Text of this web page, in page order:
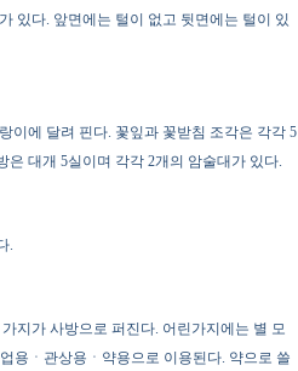
있다. 앞면에는 털이 없고 뒷면에는 털이 있
이에 달려 핀다. 꽃잎과 꽃받침 조각은 각각 5
대개 5실이며 각각 2개의 암술대가 있다.
.
지가 사방으로 퍼진다. 어린가지에는 별 모
용ㆍ관상용ㆍ약용으로 이용된다. 약으로 쓸